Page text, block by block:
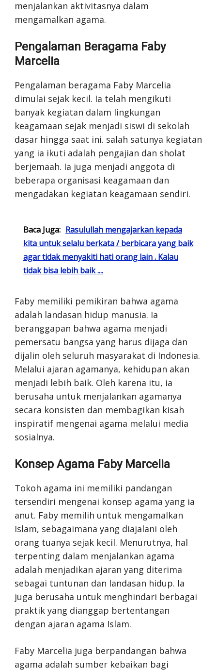
menjalankan aktivitasnya dalam
mengamalkan agama.
Pengalaman Beragama Faby
Marcelia
Pengalaman beragama Faby Marcelia
dimulai sejak kecil. Ia telah mengikuti
banyak kegiatan dalam lingkungan
keagamaan sejak menjadi siswi di sekolah
dasar hingga saat ini. salah satunya kegiatan
yang ia ikuti adalah pengajian dan sholat
berjemaah. Ia juga menjadi anggota di
beberapa organisasi keagamaan dan
mengadakan kegiatan keagamaan sendiri.
Baca Juga: Rasulullah mengajarkan kepada
kita untuk selalu berkata / berbicara yang baik
agar tidak menyakiti hati orang lain . Kalau
tidak bisa lebih baik ....
Faby memiliki pemikiran bahwa agama
adalah landasan hidup manusia. Ia
beranggapan bahwa agama menjadi
pemersatu bangsa yang harus dijaga dan
dijalin oleh seluruh masyarakat di Indonesia.
Melalui ajaran agamanya, kehidupan akan
menjadi lebih baik. Oleh karena itu, ia
berusaha untuk menjalankan agamanya
secara konsisten dan membagikan kisah
inspiratif mengenai agama melalui media
sosialnya.
Konsep Agama Faby Marcelia
Tokoh agama ini memiliki pandangan
tersendiri mengenai konsep agama yang ia
anut. Faby memilih untuk mengamalkan
Islam, sebagaimana yang diajalani oleh
orang tuanya sejak kecil. Menurutnya, hal
terpenting dalam menjalankan agama
adalah menjadikan ajaran yang diterima
sebagai tuntunan dan landasan hidup. Ia
juga berusaha untuk menghindari berbagai
praktik yang dianggap bertentangan
dengan ajaran agama Islam.
Faby Marcelia juga berpandangan bahwa
agama adalah sumber kebaikan bagi